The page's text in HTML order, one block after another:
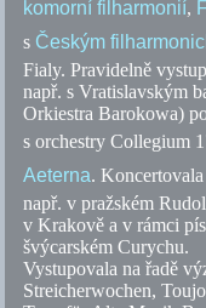
komorní filharmonií,
s Českým
Fialy. Pravidelně
např. s Vratislavským
Orkiestra Barokowa)
s orchestry Collegium
Aeterna.
např. v pražském
v Krakově a v rámci
švýcarském Curychu.
Vystupovala na řadě
Streicherwochen,